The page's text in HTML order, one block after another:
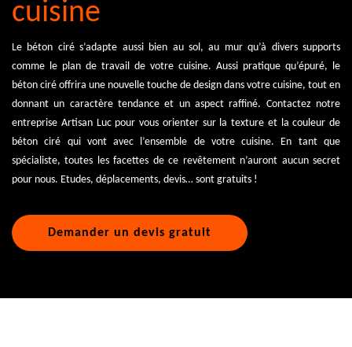
cuisine
Le béton ciré s’adapte aussi bien au sol, au mur qu’à divers supports
comme le plan de travail de votre cuisine. Aussi pratique qu’épuré, le
béton ciré offrira une nouvelle touche de design dans votre cuisine, tout en
donnant un caractère tendance et un aspect raffiné. Contactez notre
entreprise Artisan Luc pour vous orienter sur la texture et la couleur de
béton ciré qui vont avec l’ensemble de votre cuisine. En tant que
spécialiste, toutes les facettes de ce revêtement n’auront aucun secret
pour nous. Etudes, déplacements, devis… sont gratuits !
Demander un devis gratuit